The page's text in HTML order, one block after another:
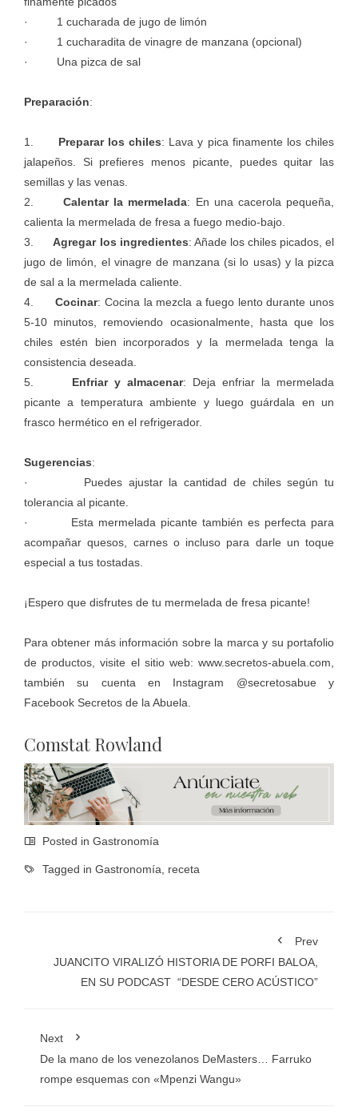
· 1 cucharada de jugo de limón
· 1 cucharadita de vinagre de manzana (opcional)
· Una pizca de sal
Preparación:
1. Preparar los chiles: Lava y pica finamente los chiles
jalapeños. Si prefieres menos picante, puedes quitar las
semillas y las venas.
2. Calentar la mermelada: En una cacerola pequeña,
calienta la mermelada de fresa a fuego medio-bajo.
3.Agregar los ingredientes: Añade los chiles picados, el
jugo de limón, el vinagre de manzana (si lo usas) y la pizca
de sal a la mermelada caliente.
4.Cocinar: Cocina la mezcla a fuego lento durante unos
5-10 minutos, removiendo ocasionalmente, hasta que los
chiles estén bien incorporados y la mermelada tenga la
consistencia deseada.
5. Enfriar y almacenar: Deja enfriar la mermelada
picante a temperatura ambiente y luego guárdala en un
frasco hermético en el refrigerador.
Sugerencias:
· Puedes ajustar la cantidad de chiles según tu
tolerancia al picante.
· Esta mermelada picante también es perfecta para
acompañar quesos, carnes o incluso para darle un toque
especial a tus tostadas.
¡Espero que disfrutes de tu mermelada de fresa picante!
Para obtener más información sobre la marca y su portafolio
de productos, visite el sitio web: www.secretos-abuela.com
también su cuenta en Instagram @secretosabue y
Facebook Secretos de la Abuela
Comstat Rowland
Posted in Gastronomía
Tagged in Gastronomía, receta
Prev
JUANCITO VIRALIZÓ HISTORIA DE PORFI BALOA,
EN SU PODCAST “DESDE CERO ACÚSTICO”
Next
De la mano de los venezolanos DeMasters… Farruko
rompe esquemas con «Mpenzi Wangu»